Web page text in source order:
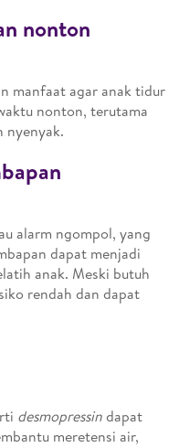
nonton
manfaat agar anak tidur
nonton, terutama
nyenyak.
alarm ngompol, yang
dapat menjadi
anak. Meski butuh
rendah dan dapat
desmopressindapat
meretensi air,